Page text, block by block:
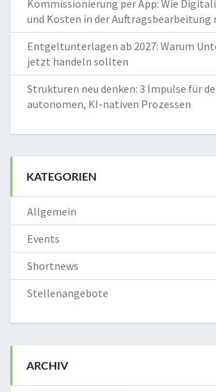
Kommissionierung per App: Wie
und Kosten in der Auftragsbearbeitung
Entgeltunterlagen ab 2027: Warum
jetzt handeln sollten
Strukturen neu denken: 3 Impulse für
autonomen, KI-nativen Prozessen
KATEGORIEN
Allgemein
Events
Shortnews
Stellenangebote
ARCHIV